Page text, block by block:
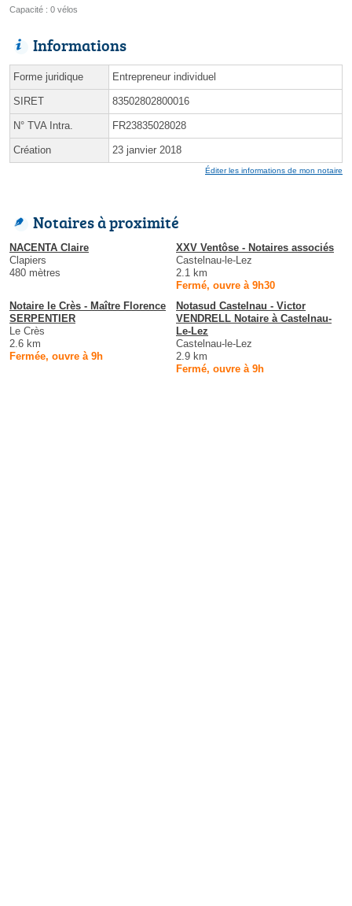
Capacité : 0 vélos
Informations
Forme juridique Entrepreneur individuel
SIRET 83502802800016
N° TVA Intra. FR23835028028
Création 23 janvier 2018
Éditer les informations de mon notaire
Notaires à proximité
NACENTA Claire
Clapiers
480 mètres
XXV Ventôse - Notaires associés
Castelnau-le-Lez
2.1 km
Fermé, ouvre à 9h30
Notaire le Crès - Maître Florence
SERPENTIER
Le Crès
2.6 km
Fermée, ouvre à 9h
Notasud Castelnau - Victor
VENDRELL Notaire à Castelnau-
Le-Lez
Castelnau-le-Lez
2.9 km
Fermé, ouvre à 9h